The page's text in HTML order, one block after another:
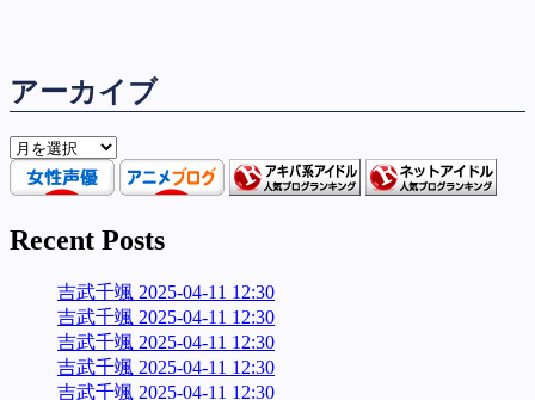
アーカイブ
ア
ー
カ
ブ
Recent Posts
吉武千颯 2025-04-11 12:30
吉武千颯 2025-04-11 12:30
吉武千颯 2025-04-11 12:30
吉武千颯 2025-04-11 12:30
吉武千颯 2025-04-11 12:30